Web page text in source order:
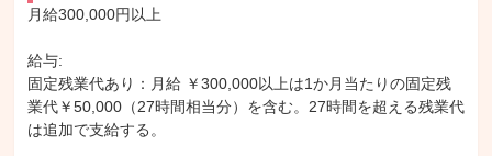
月給300,000円以上
給与:
固定残業代あり：月給 ￥300,000以上は1か月当たりの固定残
業代￥50,000（27時間相当分）を含む。27時間を超える残業代
は追加で支給する。